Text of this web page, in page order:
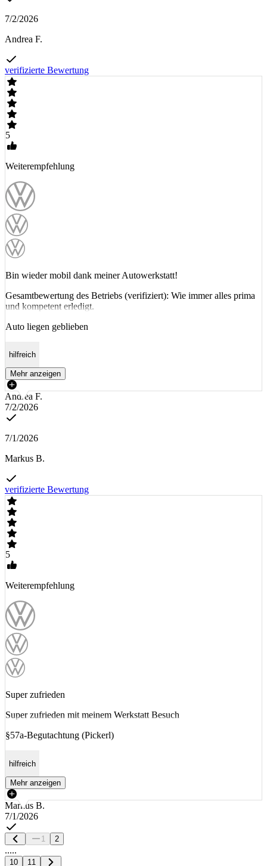
7/2/2026
Andrea F.
verifizierte Bewertung
5
Weiterempfehlung
Bin wieder mobil dank meiner Autowerkstatt!
Gesamtbewertung des Betriebs (verifiziert): Wie immer alles prima
und kompetent erledigt.
Auto liegen geblieben
hilfreich
Mehr anzeigen
Andrea F.
7/2/2026
7/1/2026
Markus B.
verifizierte Bewertung
5
Weiterempfehlung
Super zufrieden
Super zufrieden mit meinem Werkstatt Besuch
§57a-Begutachtung (Pickerl)
hilfreich
Mehr anzeigen
Markus B.
7/1/2026
1 2
.....
10 11